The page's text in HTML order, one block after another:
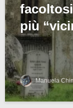
più
Manuela